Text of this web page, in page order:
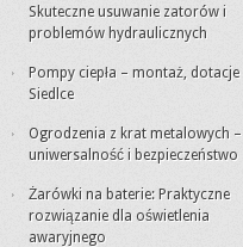
Skuteczne usuwanie zatorów i
problemów hydraulicznych
Pompy ciepła – montaż, dotacje
Siedlce
Ogrodzenia z krat metalowych –
uniwersalność i bezpieczeństwo
Żarówki na baterie: Praktyczne
rozwiązanie dla oświetlenia
awaryjnego